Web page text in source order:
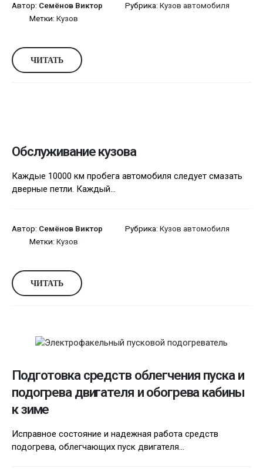
Автор: Семёнов Виктор Рубрика: Кузов автомобиля
Метки: Кузов
ЧИТАТЬ
Обслуживание кузова
Каждые 10000 км пробега автомобиля следует смазать
дверные петли. Каждый...
Автор: Семёнов Виктор Рубрика: Кузов автомобиля
Метки: Кузов
ЧИТАТЬ
Подготовка средств облегчения пуска и
подогрева двигателя и обогрева кабины
к зиме
Исправное состояние и надежная работа средств
подогрева, облегчающих пуск двигателя...